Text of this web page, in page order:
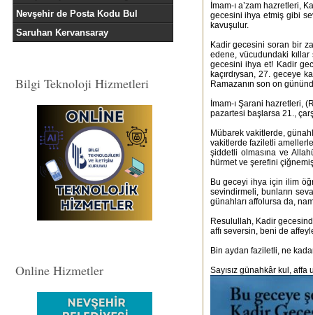
Nevşehir de Posta Kodu Bul
Saruhan Kervansaray
Bilgi Teknoloji Hizmetleri
Online Hizmetler
İmam-ı a’zam hazretleri,
gecesini ihya etmiş gibi
kavuşulur.
Kadir gecesini soran bir
edene, vücudundaki
gecesini ihya et! Kadir
kaçırdıysan, 27. geceye
Ramazanın son on
İmam-ı Şarani hazretleri,
pazartesi başlarsa 21.,
Mübarek vakitlerde,
vakitlerde faziletli
şiddetli olmasına ve
hürmet ve şerefini
Bu geceyi ihya için ilim
sevindirmeli, bunların
günahları affolursa da,
Resulullah, Kadir
affı seversin, beni de
Bin aydan faziletli, ne
Sayısız günahkâr kul, affa